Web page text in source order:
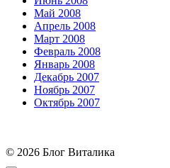
Май 2008
Апрель 2008
Март 2008
Февраль 2008
Январь 2008
Декабрь 2007
Ноябрь 2007
Октябрь 2007
© 2026 Блог Виталика